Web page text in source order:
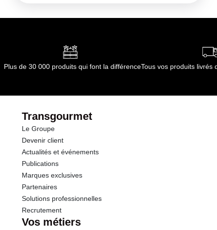
remarquer sur une entrée fine d'écrevisses en
Frais entre 10 et 12 degrés.
Plus de 30 000 produits qui font la différenceTous vos produits livrés
Transgourmet
Le Groupe
Devenir client
Actualités et événements
Publications
Marques exclusives
Partenaires
Solutions professionnelles
Recrutement
Vos métiers